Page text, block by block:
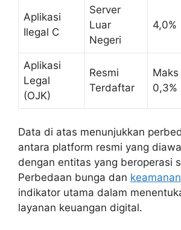
Aplikasi
Ilegal C
Server
Luar
Negeri
4,0%
Aplikasi
Legal
(OJK)
Resmi
Terdaftar
Maks
0,3%
Data di atas menunjukkan
antara platform resmi yang
dengan entitas yang beroperasi
Perbedaan bunga dan
indikator utama dalam
layanan keuangan digital.